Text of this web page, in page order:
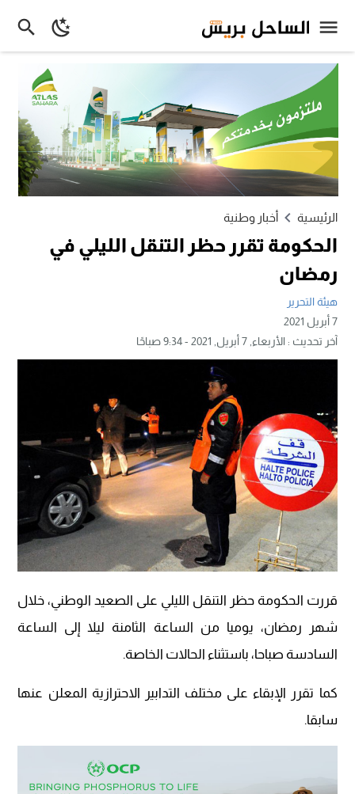
الرئيسية أخبار وطنية
الحكومة تقرر حظر التنقل الليلي في
رمضان
هيئة التحرير
7 أبريل 2021
آخر تحديث :الأربعاء, 7 أبريل, 2021 - 9:34 صباحًا
قررت الحكومة حظر التنقل الليلي على الصعيد الوطني، خلال
شهر رمضان، يوميا من الساعة الثامنة ليلا إلى الساعة
السادسة صباحا، باستثناء الحالات الخاصة.
كما تقرر الإبقاء على مختلف التدابير الاحترازية المعلن عنها
سابقا.